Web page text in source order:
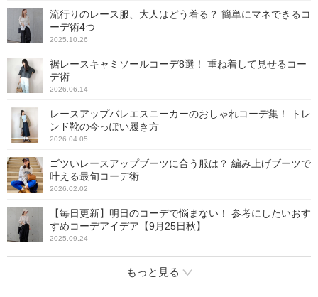
流行りのレース服、大人はどう着る？ 簡単にマネできるコ
ーデ術4つ
2025.10.26
裾レースキャミソールコーデ8選！ 重ね着して見せるコー
デ術
2026.06.14
レースアップバレエスニーカーのおしゃれコーデ集！ トレ
ンド靴の今っぽい履き方
2026.04.05
ゴツいレースアップブーツに合う服は？ 編み上げブーツで
叶える最旬コーデ術
2026.02.02
【毎日更新】明日のコーデで悩まない！ 参考にしたいおす
すめコーデアイデア【9月25日秋】
2025.09.24
もっと見る